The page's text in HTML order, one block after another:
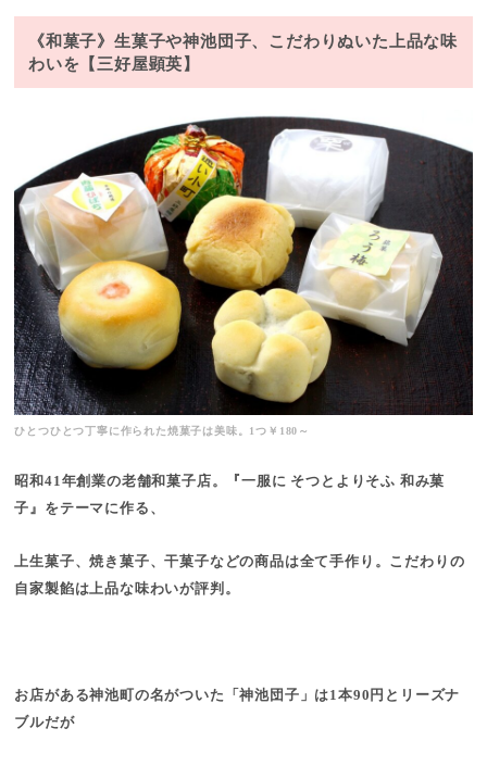
《和菓子》生菓子や神池団子、こだわりぬいた上品な味
わいを【三好屋顕英】
ひとつひとつ丁寧に作られた焼菓子は美味。1つ￥180～
昭和41年創業の老舗和菓子店。『一服に そつとよりそふ 和み菓
子』をテーマに作る、
上生菓子、焼き菓子、干菓子などの商品は全て手作り。こだわりの
自家製餡は上品な味わいが評判。
お店がある神池町の名がついた「神池団子」は1本90円とリーズナ
ブルだが